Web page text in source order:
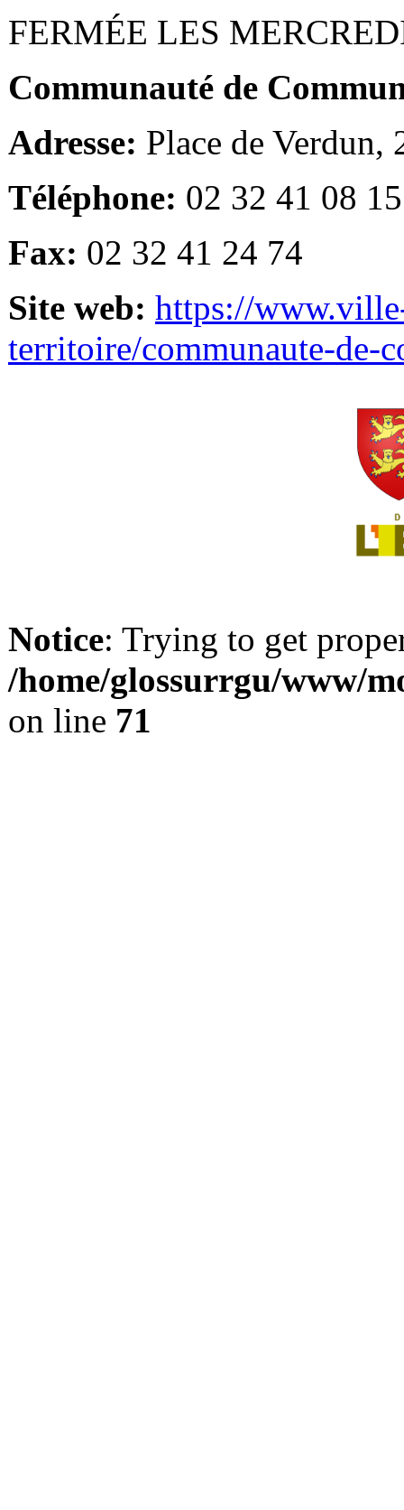
FERMÉE LES
Communauté de
Adresse: Place de Verdun,
Téléphone: 02 32 41 08 15
Fax: 02 32 41 24 74
Site web: https://
territoire/communaute-de-
Notice: Trying to get
/home/glossurrgu/www/
on line 71